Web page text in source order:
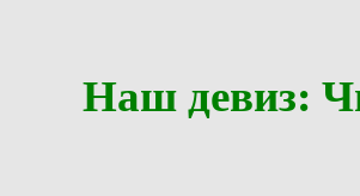
Наш девиз: